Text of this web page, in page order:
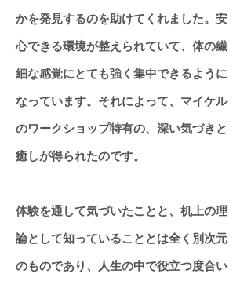
かを発見するのを助けてくれました。安
心できる環境が整えられていて、体の繊
細な感覚にとても強く集中できるように
なっています。それによって、マイケル
のワークショップ特有の、深い気づきと
癒しが得られたのです。
体験を通して気づいたことと、机上の理
論として知っていることとは全く別次元
のものであり、人生の中で役立つ度合い